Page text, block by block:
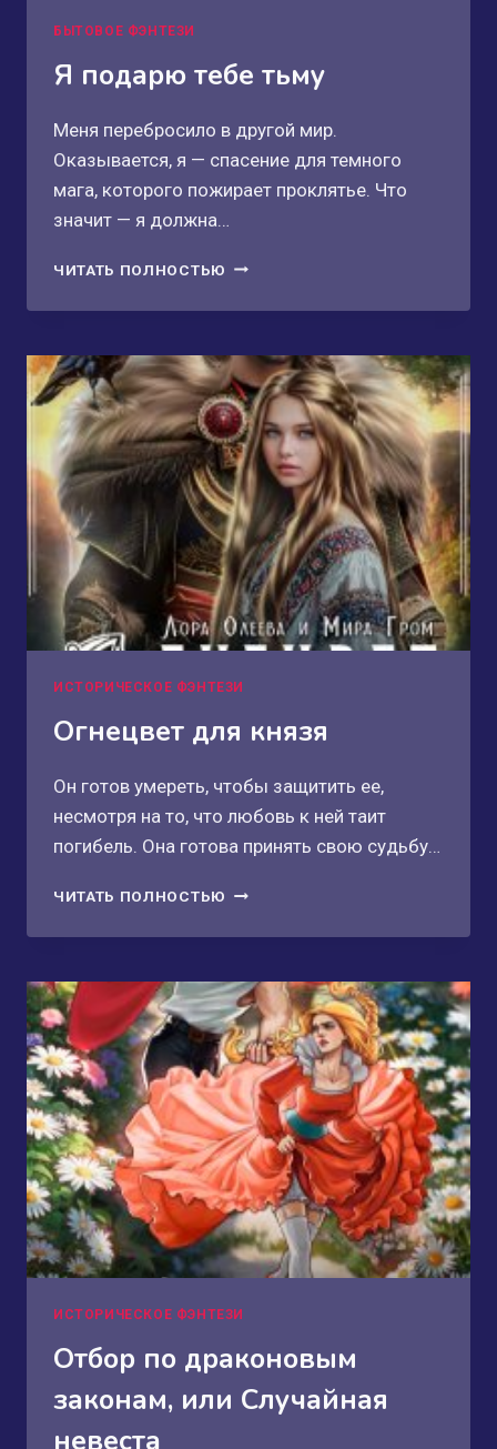
БЫТОВОЕ ФЭНТЕЗИ
Я подарю тебе тьму
Меня перебросило в другой мир.
Оказывается, я — спасение для темного
мага, которого пожирает проклятье. Что
значит — я должна…
ЧИТАТЬ ПОЛНОСТЬЮ Я
ТЕБЕ
ИСТОРИЧЕСКОЕ ФЭНТЕЗИ
Огнецвет для князя
Он готов умереть, чтобы защитить ее,
несмотря на то, что любовь к ней таит
погибель. Она готова принять свою судьбу…
ЧИТАТЬ ПОЛНОСТЬЮ ОГНЕЦВЕТ
КНЯЗЯ
ИСТОРИЧЕСКОЕ ФЭНТЕЗИ
Отбор по драконовым
законам, или Случайная
невеста